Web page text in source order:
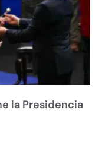
la Presidencia